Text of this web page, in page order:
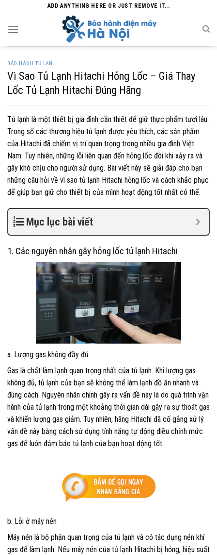
content
ADD ANYTHING HERE OR JUST REMOVE IT...
BẢO HÀNH TỦ LẠNH
Vì Sao Tủ Lạnh Hitachi Hỏng Lốc – Giá Thay
Lốc Tủ Lạnh Hitachi Đúng Hãng
Tủ lạnh là một thiết bị gia đình cần thiết để giữ thực phẩm tươi lâu.
Trong số các thương hiệu tủ lạnh được yêu thích, các sản phẩm
của Hitachi đã chiếm vị trí quan trọng trong nhiều gia đình Việt
Nam. Tuy nhiên, những lỗi liên quan đến hỏng lốc đôi khi xảy ra và
gây khó chịu cho người sử dụng. Bài viết này sẽ giải đáp cho bạn
những câu hỏi về vì sao tủ lạnh Hitachi hỏng lốc và cách khắc phục
để giúp bạn giữ cho thiết bị của mình hoạt động tốt nhất có thể.
Mục lục bài viết
1. Các nguyên nhân gây hỏng lốc tủ lạnh Hitachi
a. Lượng gas không đầy đủ
Gas là chất làm lạnh quan trọng nhất của tủ lạnh. Khi lượng gas
không đủ, tủ lạnh của bạn sẽ không thể làm lạnh đồ ăn nhanh và
đúng cách. Nguyên nhân chính gây ra vấn đề này là do quá trình vận
hành của tủ lạnh trong một khoảng thời gian dài gây ra sự thoát gas
và khiến lượng gas giảm. Tuy nhiên, hãng Hitachi đã cố gắng xử lý
vấn đề này bằng cách sử dụng tính năng tự động điều chỉnh mức
gas để luôn đảm bảo tủ lạnh của bạn hoạt động tốt.
b. Lỗi ở máy nén
Máy nén là bộ phận quan trọng của tủ lạnh và có tác dụng nén khí
gas để làm lạnh. Nếu máy nén của tủ lạnh Hitachi bị hỏng, hiệu suất